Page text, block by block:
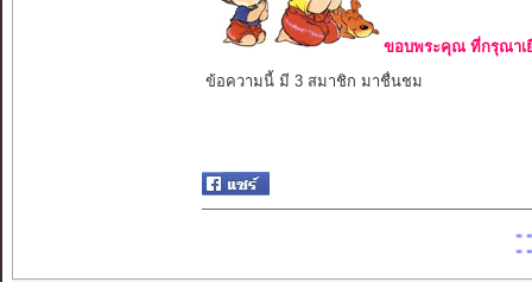
ขอบพระคุณ ที่กรุณาเ
ข้อความนี้ มี 3 สมาชิก มาชื่นชม